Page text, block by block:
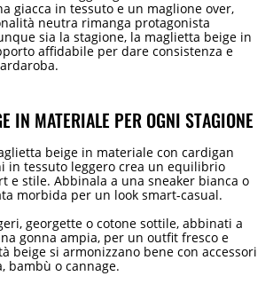
giacca in tessuto e un maglione over,
neutra rimanga protagonista
sia la stagione, la maglietta beige in
affidabile per dare consistenza e
IN MATERIALE PER OGNI STAGIONE
beige in materiale con cardigan
in tessuto leggero crea un equilibrio
e stile. Abbinala a una sneaker bianca o
morbida per un look smart-casual.
georgette o cotone sottile, abbinati a
gonna ampia, per un outfit fresco e
beige si armonizzano bene con accessori
bambù o cannage.